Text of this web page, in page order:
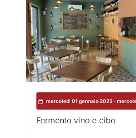
mercoledì 01 gennaio 2025 -
Fermento vino e cibo